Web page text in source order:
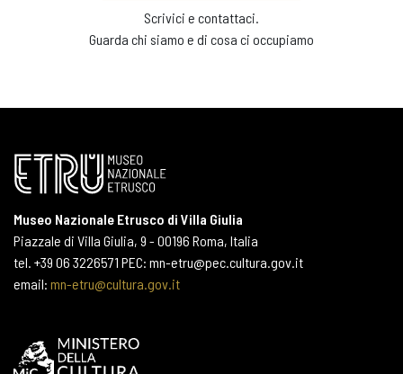
Scrivici e contattaci.
Guarda chi siamo e di cosa ci occupiamo
Museo Nazionale Etrusco di Villa Giulia
Piazzale di Villa Giulia, 9 - 00196 Roma, Italia
tel. +39 06 3226571 PEC: mn-etru@pec.cultura.gov.it
email: mn-etru@cultura.gov.it